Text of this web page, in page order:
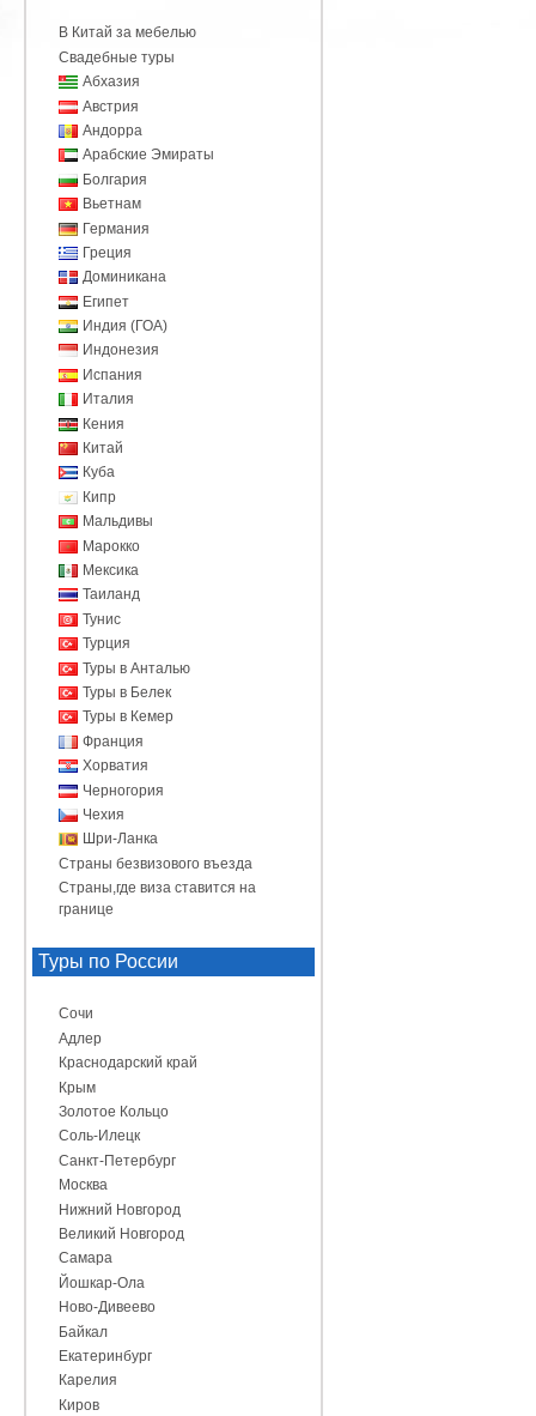
В Китай за мебелью
Свадебные туры
Абхазия
Австрия
Андорра
Арабские Эмираты
Болгария
Вьетнам
Германия
Греция
Доминикана
Египет
Индия (ГОА)
Индонезия
Испания
Италия
Кения
Китай
Куба
Кипр
Мальдивы
Марокко
Мексика
Таиланд
Тунис
Турция
Туры в Анталью
Туры в Белек
Туры в Кемер
Франция
Хорватия
Черногория
Чехия
Шри-Ланка
Страны безвизового въезда
Страны,где виза ставится на
границе
Туры по России
Сочи
Адлер
Краснодарский край
Крым
Золотое Кольцо
Соль-Илецк
Санкт-Петербург
Москва
Нижний Новгород
Великий Новгород
Самара
Йошкар-Ола
Ново-Дивеево
Байкал
Екатеринбург
Карелия
Киров